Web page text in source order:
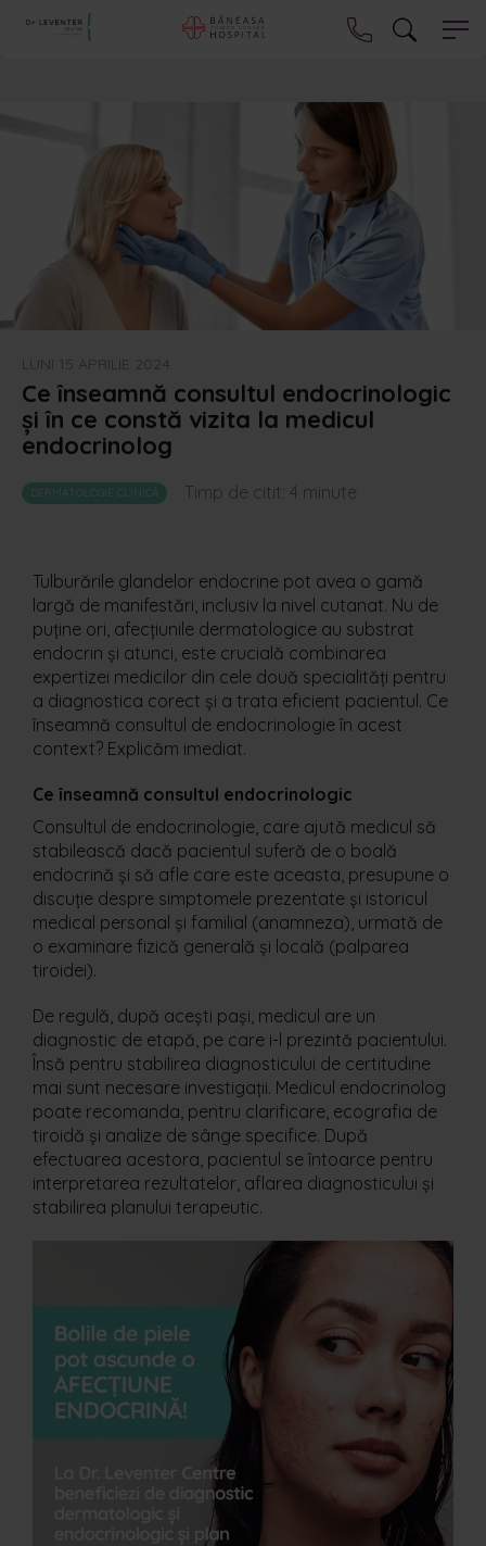
LUNI 15 APRILIE 2024
Ce înseamnă consultul endocrinologic
și în ce constă vizita la medicul
endocrinolog
DERMATOLOGIE CLINICĂ Timp de citit: 4 minute
Tulburările glandelor endocrine pot avea o gamă
largă de manifestări, inclusiv la nivel cutanat. Nu de
puține ori, afecțiunile dermatologice au substrat
endocrin și atunci, este crucială combinarea
expertizei medicilor din cele două specialități pentru
a diagnostica corect și a trata eficient pacientul. Ce
înseamnă consultul de endocrinologie în acest
context? Explicăm imediat.
Ce înseamnă consultul endocrinologic
Consultul de endocrinologie, care ajută medicul să
stabilească dacă pacientul suferă de o boală
endocrină și să afle care este aceasta, presupune o
discuție despre simptomele prezentate și istoricul
medical personal și familial (anamneza), urmată de
o examinare fizică generală și locală (palparea
tiroidei).
De regulă, după acești pași, medicul are un
diagnostic de etapă, pe care i-l prezintă pacientului.
Însă pentru stabilirea diagnosticului de certitudine
mai sunt necesare investigații. Medicul endocrinolog
poate recomanda, pentru clarificare, ecografia de
tiroidă și analize de sânge specifice. După
efectuarea acestora, pacientul se întoarce pentru
interpretarea rezultatelor, aflarea diagnosticului și
stabilirea planului terapeutic.